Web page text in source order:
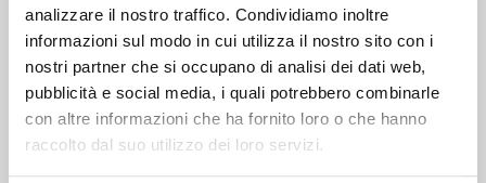
analizzare il nostro traffico. Condividiamo inoltre
informazioni sul modo in cui utilizza il nostro sito con i
nostri partner che si occupano di analisi dei dati web,
pubblicità e social media, i quali potrebbero combinarle
con altre informazioni che ha fornito loro o che hanno
raccolto dal suo utilizzo dei loro servizi.